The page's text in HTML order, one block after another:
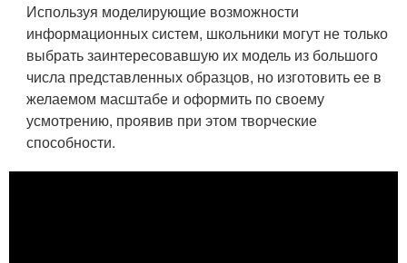
Используя моделирующие возможности
информационных систем, школьники могут не только
выбрать заинтересовавшую их модель из большого
числа представленных образцов, но изготовить ее в
желаемом масштабе и оформить по своему
усмотрению, проявив при этом творческие
способности.